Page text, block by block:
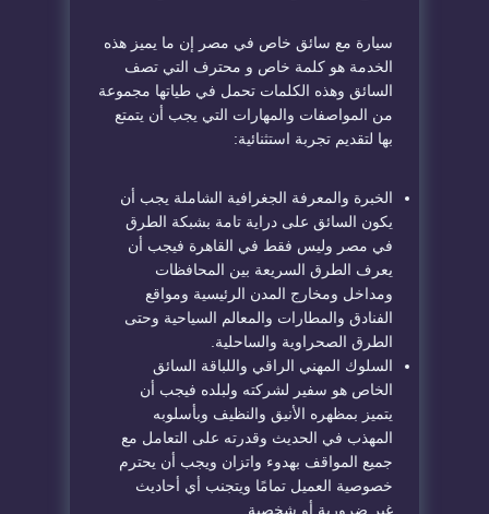
سيارة مع سائق خاص في مصر إن ما يميز هذه
الخدمة هو كلمة خاص و محترف التي تصف
السائق وهذه الكلمات تحمل في طياتها مجموعة
من المواصفات والمهارات التي يجب أن يتمتع
بها لتقديم تجربة استثنائية:
الخبرة والمعرفة الجغرافية الشاملة يجب أن
يكون السائق على دراية تامة بشبكة الطرق
في مصر وليس فقط في القاهرة فيجب أن
يعرف الطرق السريعة بين المحافظات
ومداخل ومخارج المدن الرئيسية ومواقع
الفنادق والمطارات والمعالم السياحية وحتى
الطرق الصحراوية والساحلية.
السلوك المهني الراقي واللباقة السائق
الخاص هو سفير لشركته ولبلده فيجب أن
يتميز بمظهره الأنيق والنظيف وبأسلوبه
المهذب في الحديث وقدرته على التعامل مع
جميع المواقف بهدوء واتزان ويجب أن يحترم
خصوصية العميل تمامًا ويتجنب أي أحاديث
غير ضرورية أو شخصية.